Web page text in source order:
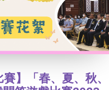
賽】「春、夏、秋、